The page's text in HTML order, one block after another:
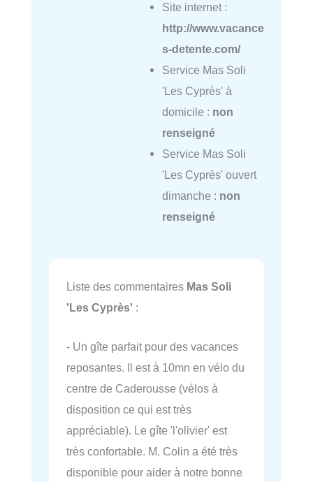
Site internet :
http://www.vacance
s-detente.com/
Service Mas Soli
'Les Cyprès' à
domicile : non
renseigné
Service Mas Soli
'Les Cyprès' ouvert
dimanche : non
renseigné
Liste des commentaires Mas Soli
'Les Cyprès' :
- Un gîte parfait pour des vacances
reposantes. Il est à 10mn en vélo du
centre de Caderousse (vélos à
disposition ce qui est très
appréciable). Le gîte 'l'olivier' est
très confortable. M. Colin a été très
disponible pour aider à notre bonne